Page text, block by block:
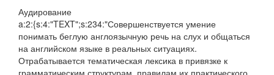
Аудирование
a:2:{s:4:"TEXT";s:234:"Совершенствуется умение
понимать беглую англоязычную речь на слух и общаться
на английском языке в реальных ситуациях.
Отрабатывается тематическая лексика в привязке к
грамматическим структурам, правилам их практического